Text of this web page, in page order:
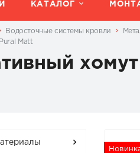
КАТАЛОГ
Водосточные системы кровли
Matt